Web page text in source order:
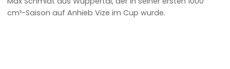
cm³-Saison auf Anhieb Vize im Cup wurde.